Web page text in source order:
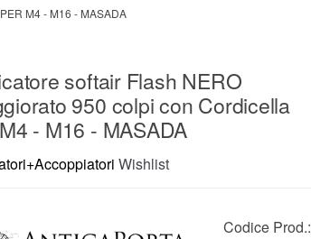
M4 - M16 - MASADA
softair Flash NERO
950 colpi con Cordicella
- M16 - MASADA
Wishlist
Codice Prod.: